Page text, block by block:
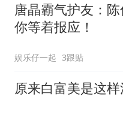
唐晶霸气护友：陈
你等着报应！
娱乐仔一起 3跟贴
原来白富美是这样